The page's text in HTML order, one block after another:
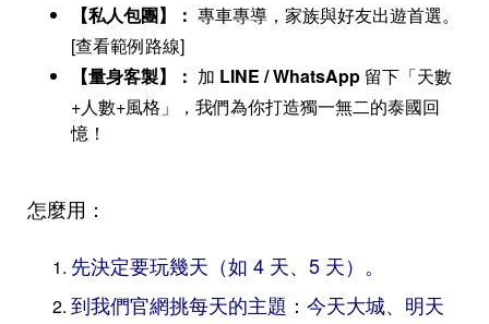
【私人包團】： 專車專導，家族與好友出遊首選。
[查看範例路線]
【量身客製】： 加 LINE / WhatsApp 留下「天數
+人數+風格」，我們為你打造獨一無二的泰國回
憶！
怎麼用：
先決定要玩幾天（如 4 天、5 天）。
到我們官網挑每天的主題：今天大城、明天